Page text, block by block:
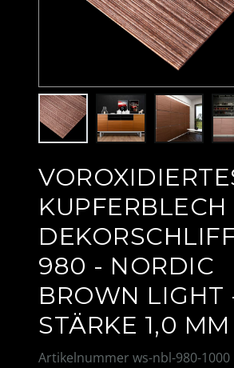
980 - NORDIC
BROWN LIGHT
STÄRKE 1,0
Artikelnummer ws-nbl-980-1000